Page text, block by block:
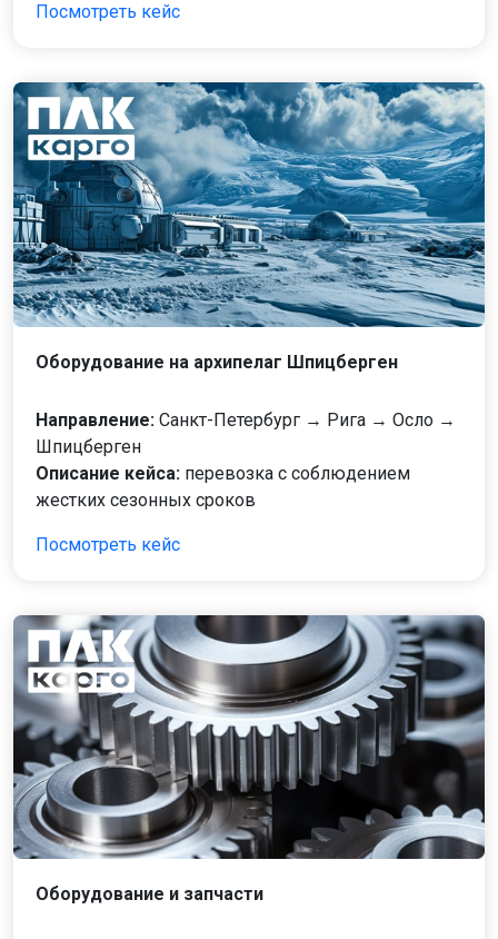
Посмотреть кейс
Оборудование на архипелаг Шпицберген
Направление: Санкт-Петербург → Рига → Осло →
Шпицберген
Описание кейса: перевозка с соблюдением
жестких сезонных сроков
Посмотреть кейс
Оборудование и запчасти